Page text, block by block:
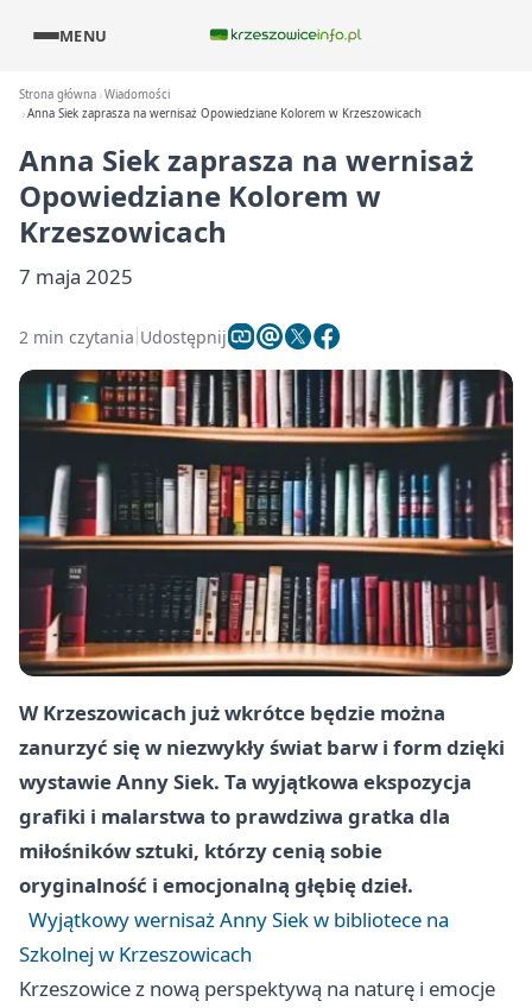
MENU
Strona główna Wiadomości
Anna Siek zaprasza na wernisaż Opowiedziane Kolorem w Krzeszowicach
Anna Siek zaprasza na wernisaż
Opowiedziane Kolorem w
Krzeszowicach
7 maja 2025
2 min czytania Udostępnij
W Krzeszowicach już wkrótce będzie można
zanurzyć się w niezwykły świat barw i form dzięki
wystawie Anny Siek. Ta wyjątkowa ekspozycja
grafiki i malarstwa to prawdziwa gratka dla
miłośników sztuki, którzy cenią sobie
oryginalność i emocjonalną głębię dzieł.
Wyjątkowy wernisaż Anny Siek w bibliotece na
Szkolnej w Krzeszowicach
Krzeszowicez nową perspektywą na naturę i emocje